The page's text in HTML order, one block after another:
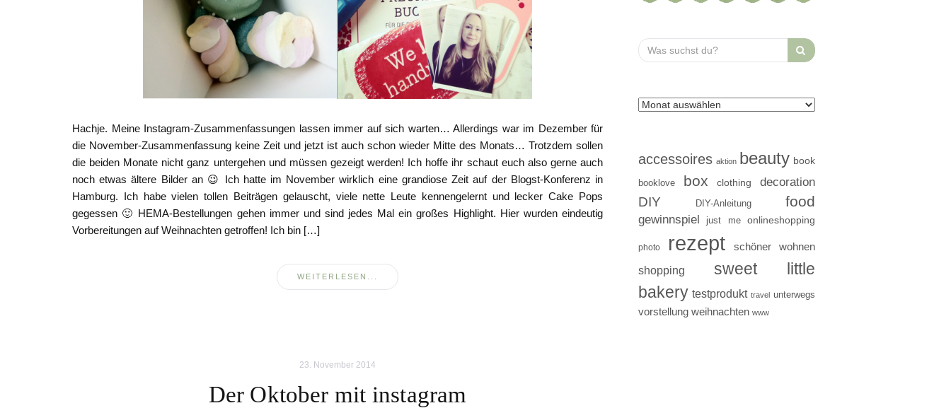
Hachje. Meine Instagram-Zusammenfassungen lassen immer auf sich warten… Allerdings war im Dezember für
die November-Zusammenfassung keine Zeit und jetzt ist auch schon wieder Mitte des Monats… Trotzdem sollen
die beiden Monate nicht ganz untergehen und müssen gezeigt werden! Ich hoffe ihr schaut euch also gerne auch
noch etwas ältere Bilder an 😉 Ich hatte im November wirklich eine grandiose Zeit auf der Blogst-Konferenz in
Hamburg. Ich habe vielen tollen Beiträgen gelauscht, viele nette Leute kennengelernt und lecker Cake Pops
gegessen 🙂 HEMA-Bestellungen gehen immer und sind jedes Mal ein großes Highlight. Hier wurden eindeutig
Vorbereitungen auf Weihnachten getroffen! Ich bin […]
WEITERLESEN...
23. November 2014
Der Oktober mit instagram
Search
for:
accessoires aktion beauty book
booklove box clothing decoration
DIY DIY-Anleitung food
gewinnspiel just me onlineshopping
photo rezept schöner wohnen
shopping
sweet little
bakery testprodukt travel unterwegs
vorstellung weihnachten www